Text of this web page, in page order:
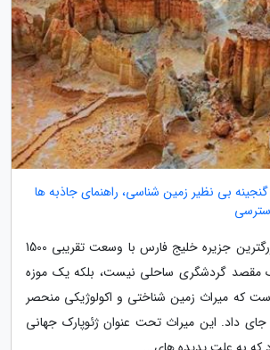
بی نظیر زمین شناسی، راهنمای جاذبه ها
مقدمهجزیره قشم، بزرگترین جزیره خلیج فارس با وسعت تقریبی 1500
یک مقصد گردشگری ساحلی نیست، بلکه یک موزه
که میراث زمین شناختی و اکولوژیکی منحصر
داد. این میراث تحت عنوان ژئوپارک جهانی